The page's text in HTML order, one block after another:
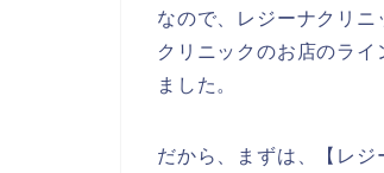
なので、レジーナクリ
クリニックのお店のラ
ました。
だから、まずは、【レ